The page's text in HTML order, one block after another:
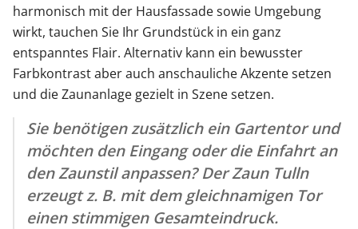
harmonisch mit der Hausfassade sowie Umgebung
wirkt, tauchen Sie Ihr Grundstück in ein ganz
entspanntes Flair. Alternativ kann ein bewusster
Farbkontrast aber auch anschauliche Akzente setzen
und die Zaunanlage gezielt in Szene setzen.
Sie benötigen zusätzlich ein Gartentor und
möchten den Eingang oder die Einfahrt an
den Zaunstil anpassen? Der Zaun Tulln
erzeugt z. B. mit dem gleichnamigen Tor
einen stimmigen Gesamteindruck.